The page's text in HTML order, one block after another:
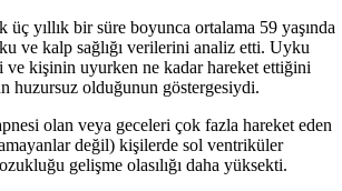
üç yıllık bir süre boyunca ortalama 59 yaşında
ve kalp sağlığı verilerini analiz etti. Uyku
ve kişinin uyurken ne kadar hareket ettiğini
huzursuz olduğunun göstergesiydi.
olan veya geceleri çok fazla hareket eden
değil) kişilerde sol ventriküler
gelişme olasılığı daha yüksekti.